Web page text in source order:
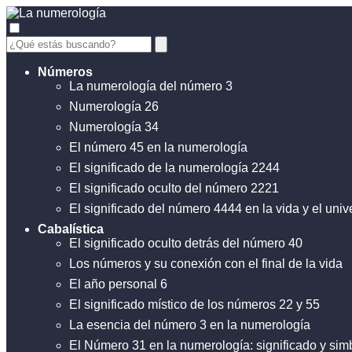
Números
La numerología del número 3
Numerología 26
Numerología 34
El número 45 en la numerología
El significado de la numerología 2244
El significado oculto del número 2221
El significado del número 4444 en la vida y el
Cabalística
El significado oculto detrás del número 40
Los números y su conexión con el final de la vida
El año personal 6
El significado místico de los números 22 y 55
La esencia del número 3 en la numerología
El Número 31 en la numerología: significado y